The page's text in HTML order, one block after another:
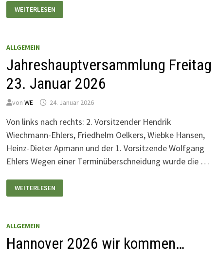
FLYER
SCHÜTZENFEST
2026
WEITERLESEN
ALLGEMEIN
Jahreshauptversammlung Freitag
23. Januar 2026
von WE 24. Januar 2026
Von links nach rechts: 2. Vorsitzender Hendrik
Wiechmann-Ehlers, Friedhelm Oelkers, Wiebke Hansen,
Heinz-Dieter Apmann und der 1. Vorsitzende Wolfgang
Ehlers Wegen einer Terminüberschneidung wurde die …
JAHRESHAUPTVERSAMMLUNG
FREITAG
23.
WEITERLESEN
ALLGEMEIN
Hannover 2026 wir kommen…